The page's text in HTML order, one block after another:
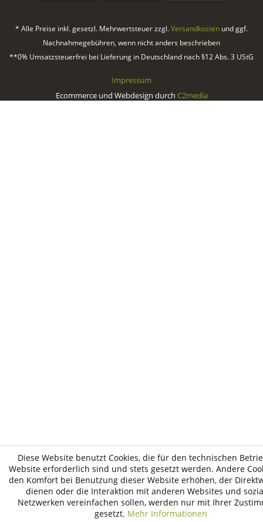
* Alle Preise inkl. gesetzl. Mehrwertsteuer zzgl.Versandkosten und ggf.
Nachnahmegebühren, wenn nicht anders beschrieben
**0% Umsatzsteuerfrei bei Lieferung in Deutschland nach §12 Abs. 3 UStG
Impressum
Ecommerce und Webdesign durch C2media
Diese Website benutzt Cookies, die für den technischen
Website erforderlich sind und stets gesetzt werden. Andere
den Komfort bei Benutzung dieser Website erhöhen, der
dienen oder die Interaktion mit anderen Websites und
Netzwerken vereinfachen sollen, werden nur mit Ihrer
gesetzt. Mehr Informationen